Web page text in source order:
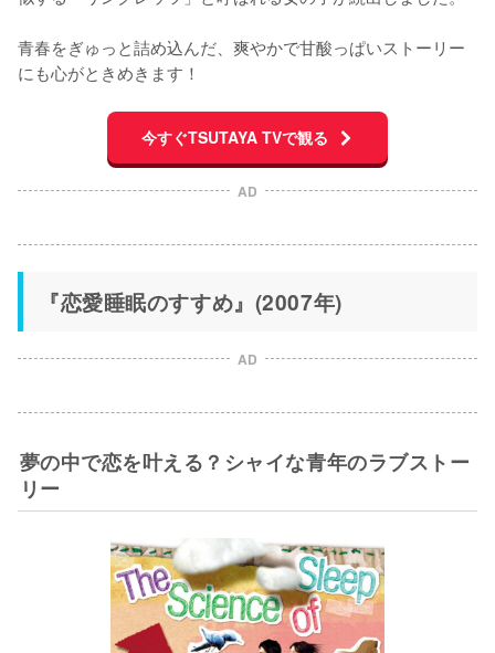
青春をぎゅっと詰め込んだ、爽やかで甘酸っぱいストーリー
にも心がときめきます！
今すぐTSUTAYA TVで観る
AD
『恋愛睡眠のすすめ』(2007年)
AD
夢の中で恋を叶える？シャイな青年のラブストー
リー